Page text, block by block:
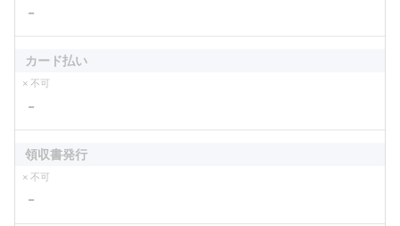
－
カード払い
× 不可
－
領収書発行
× 不可
－